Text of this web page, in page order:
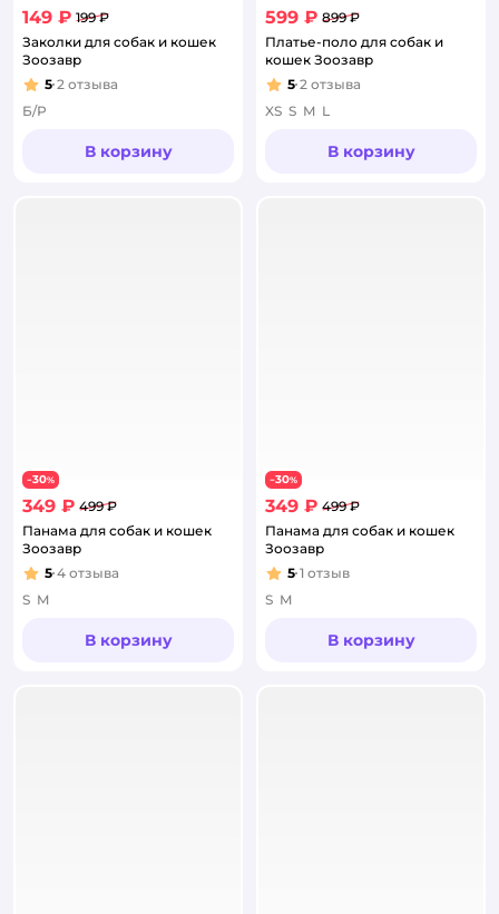
149 ₽ 199 ₽
Заколки для собак и кошек
Зоозавр
Рейтинг:
5 2 отзыва
Б/Р
В корзину
599 ₽ 899 ₽
Платье-поло для собак и
кошек Зоозавр
Рейтинг:
5 2 отзыва
XS S M L
В корзину
−30%
349 ₽ 499 ₽
Панама для собак и кошек
Зоозавр
Рейтинг:
5 4 отзыва
S M
В корзину
−30%
349 ₽ 499 ₽
Панама для собак и кошек
Зоозавр
Рейтинг:
5 1 отзыв
S M
В корзину